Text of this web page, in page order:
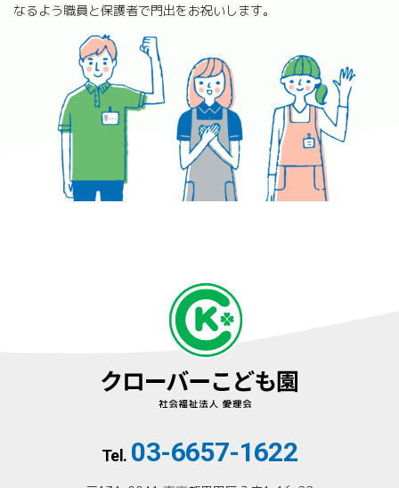
なるよう職員と保護者で門出をお祝いします。
03-6657-1622